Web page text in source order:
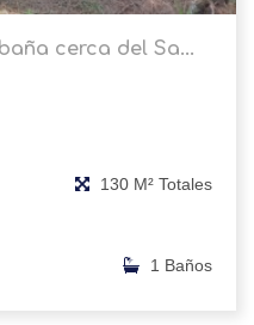
cerca del Sa...
130 M² Totales
1 Baños